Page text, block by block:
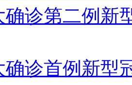
确诊第二例新
确诊首例新型